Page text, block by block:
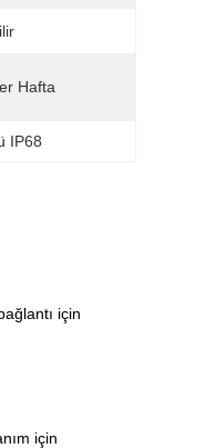
Hafta
IP68
için
için